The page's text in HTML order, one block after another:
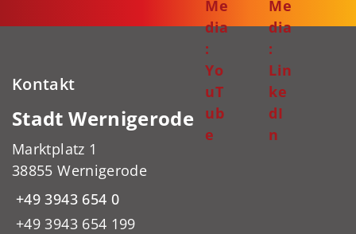
Me
dia
:
Yo
uT
ub
e
Me
dia
:
Lin
ke
dI
n
Kontakt
Stadt Wernigerode
Marktplatz 1
38855 Wernigerode
+49 3943 654 0
+49 3943 654 199